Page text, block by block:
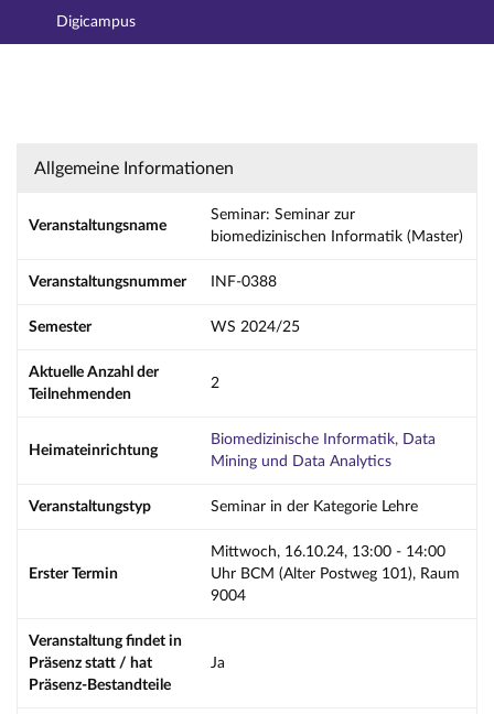
Hauptnavigation
Digicampus
Seminar: Seminar zur biomedizinischen
Allgemeine Informationen
Veranstaltungsname
Seminar: Seminar zur
biomedizinischen Informatik (Master)
Veranstaltungsnummer INF-0388
Semester WS 2024/25
Aktuelle Anzahl der
Teilnehmenden
2
Heimateinrichtung
Biomedizinische Informatik, Data
Mining und Data Analytics
Veranstaltungstyp Seminar in der Kategorie Lehre
Erster Termin
Mittwoch, 16.10.24, 13:00 - 14:00
Uhr BCM (Alter Postweg 101), Raum
9004
Veranstaltung findet in
Präsenz statt / hat
Präsenz-Bestandteile
Ja